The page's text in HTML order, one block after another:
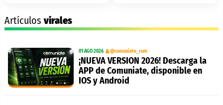
Artículosvirales
01 AGO 2026 @comuniate_com
¡NUEVA VERSION 2026! Descarga la
APP de Comuniate, disponible en
IOS y Android